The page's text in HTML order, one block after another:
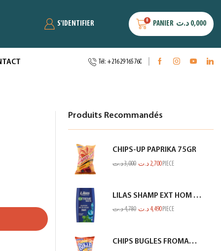
S'IDENTIFIER 0 PANIER 0,000 د.ت
Tél: +216 29 165 760
Produits Recommandés
CHIPS-UP PAPRIKA 75GR
3,000د.ت 2,700 د.ت PIECE
LILAS SHAMP EXT HOM ANTI PEL MENTHE BLEU 350ML
4,780د.ت 4,490 د.ت PIECE
CHIPS BUGLES FROMAGE 75GR